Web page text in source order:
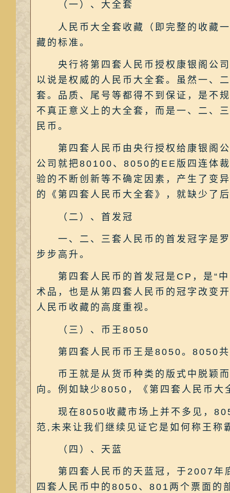
（一）、大全套
人民币大全套收藏（即完整的收藏一
藏的标准。
央行将第四套人民币授权康银阁公司
以说是权威的人民币大全套。虽然一、
套。品质、尾号等都得不到保证，是不
不真正意义上的大全套，而是一、二、
民币。
第四套人民币由央行授权给康银阁公
公司就把80100、8050的EE版四连体
验的不断创新等不确定因素，产生了变
的《第四套人民币大全套》，就缺少了
（二）、首发冠
一、二、三套人民币的首发冠字是罗
步步高升。
第四套人民币的首发冠是CP，是“中
术品，也是从第四套人民币的冠字改变
人民币收藏的高度重视。
（三）、币王8050
第四套人民币币王是8050。8050共
币王就是从货币种类的版式中脱颖而
向。例如缺少8050，《第四套人民币大
现在8050收藏市场上并不多见，
范,未来让我们继续见证它是如何称王称
（四）、天蓝
第四套人民币的天蓝冠，于2007年底
四套人民币中的8050、801两个票面的